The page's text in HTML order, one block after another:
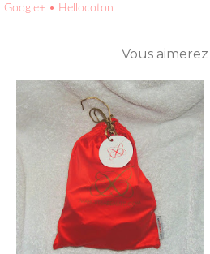
Tenue de GALA pour Ma
BoîteABeauté ...